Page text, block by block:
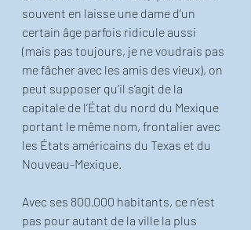
souvent en laisse une dame d’un
certain âge parfois ridicule aussi
(mais pas toujours, je ne voudrais pas
me fâcher avec les amis des vieux), on
peut supposer qu’il s’agit de la
capitale de l’État du nord du Mexique
portant le même nom, frontalier avec
les États américains du Texas et du
Nouveau-Mexique.
Avec ses 800.000 habitants, ce n’est
pas pour autant de la ville la plus